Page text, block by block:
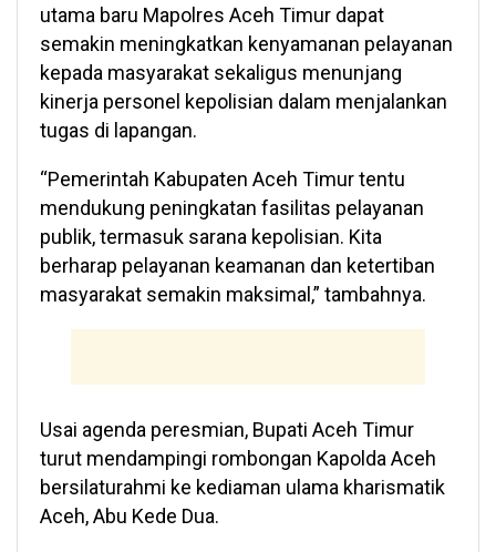
utama baru Mapolres Aceh Timur dapat
semakin meningkatkan kenyamanan pelayanan
kepada masyarakat sekaligus menunjang
kinerja personel kepolisian dalam menjalankan
tugas di lapangan.
“Pemerintah Kabupaten Aceh Timur tentu
mendukung peningkatan fasilitas pelayanan
publik, termasuk sarana kepolisian. Kita
berharap pelayanan keamanan dan ketertiban
masyarakat semakin maksimal,” tambahnya.
Usai agenda peresmian, Bupati Aceh Timur
turut mendampingi rombongan Kapolda Aceh
bersilaturahmi ke kediaman ulama kharismatik
Aceh, Abu Kede Dua.